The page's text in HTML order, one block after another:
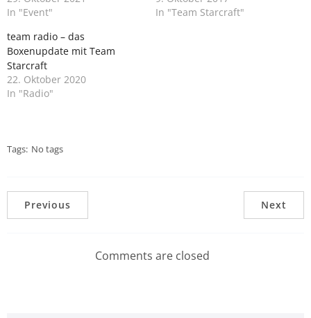
In "Event"
In "Team Starcraft"
team radio – das
Boxenupdate mit Team
Starcraft
22. Oktober 2020
In "Radio"
Tags: No tags
Previous Next
Comments are closed